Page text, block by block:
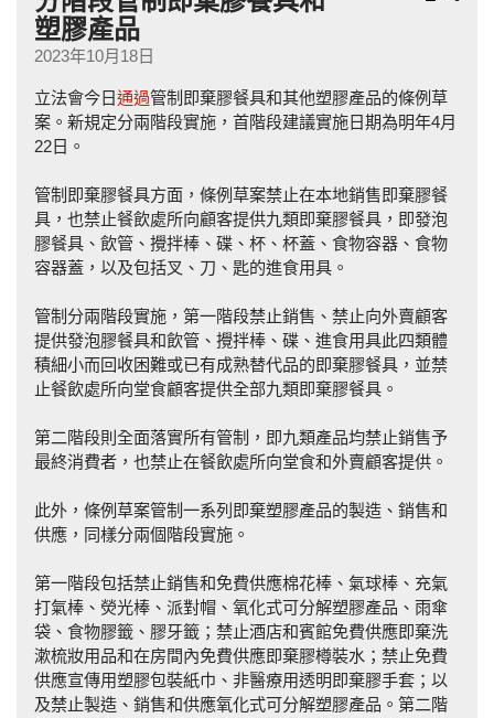
塑膠產品
2023年10月18日
立法會今日通過管制即棄膠餐具和其他塑膠產品的條例草
案。新規定分兩階段實施，首階段建議實施日期為明年4月
22日。
管制即棄膠餐具方面，條例草案禁止在本地銷售即棄膠餐
具，也禁止餐飲處所向顧客提供九類即棄膠餐具，即發泡
膠餐具、飲管、攪拌棒、碟、杯、杯蓋、食物容器、食物
容器蓋，以及包括叉、刀、匙的進食用具。
管制分兩階段實施，第一階段禁止銷售、禁止向外賣顧客
提供發泡膠餐具和飲管、攪拌棒、碟、進食用具此四類體
積細小而回收困難或已有成熟替代品的即棄膠餐具，並禁
止餐飲處所向堂食顧客提供全部九類即棄膠餐具。
第二階段則全面落實所有管制，即九類產品均禁止銷售予
最終消費者，也禁止在餐飲處所向堂食和外賣顧客提供。
此外，條例草案管制一系列即棄塑膠產品的製造、銷售和
供應，同樣分兩個階段實施。
第一階段包括禁止銷售和免費供應棉花棒、氣球棒、充氣
打氣棒、熒光棒、派對帽、氧化式可分解塑膠產品、雨傘
袋、食物膠籤、膠牙籤；禁止酒店和賓館免費供應即棄洗
漱梳妝用品和在房間內免費供應即棄膠樽裝水；禁止免費
供應宣傳用塑膠包裝紙巾、非醫療用透明即棄膠手套；以
及禁止製造、銷售和供應氧化式可分解塑膠產品。第二階